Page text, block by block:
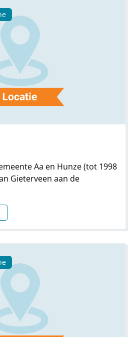
Aa en Hunze (tot 1998
Gieterveen aan de